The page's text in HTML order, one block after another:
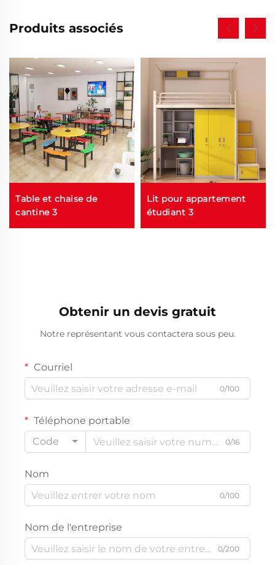
Produits associés
Table et chaise de
cantine 3
Lit pour appartement
étudiant 3
Obtenir un devis gratuit
Notre représentant vous contactera sous peu.
Courriel
0/100
Téléphone portable
Code
0/16
Nom
0/100
Nom de l'entreprise
0/200